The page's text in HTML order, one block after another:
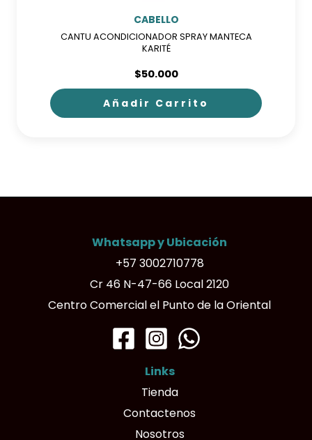
CABELLO
CANTU ACONDICIONADOR SPRAY MANTECA
KARITÉ
$50.000
Añadir Carrito
Whatsapp y Ubicación
+57 3002710778
Cr 46 N-47-66 Local 2120
Centro Comercial el Punto de la Oriental
Links
Tienda
Contactenos
Nosotros